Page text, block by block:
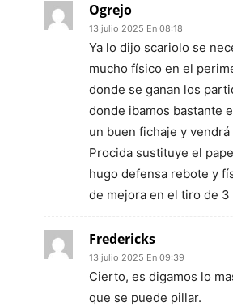
Ogrejo
13 julio 2025 En 08:18
Ya lo dijo scariolo se
mucho físico en el
donde se ganan los
donde ibamos bastante
un buen fichaje y
Procida sustituye el
hugo defensa rebote y
de mejora en el tiro de 3
Fredericks
13 julio 2025 En 09:39
Cierto, es digamos lo
que se puede pillar.